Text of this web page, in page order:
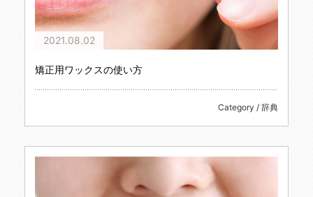
2021.08.02
矯正用ワックスの使い方
Category / 辞典